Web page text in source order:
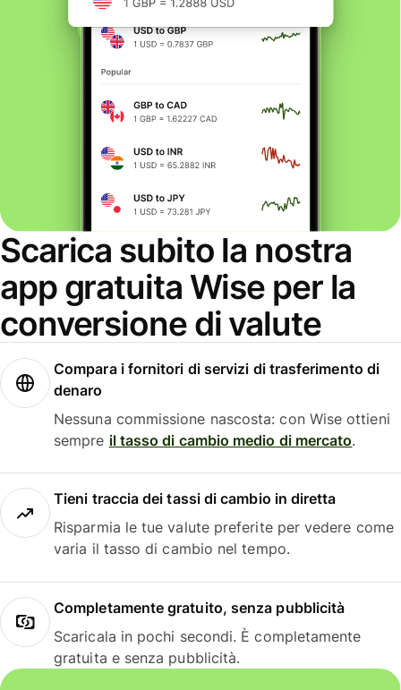
Scarica subito la nostra
app gratuita Wise per la
conversione di valute
Compara i fornitori di servizi di trasferimento di
denaro
Nessuna commissione nascosta: con Wise ottieni
sempre il tasso di cambio medio di mercato.
Tieni traccia dei tassi di cambio in diretta
Risparmia le tue valute preferite per vedere come
varia il tasso di cambio nel tempo.
Completamente gratuito, senza pubblicità
Scaricala in pochi secondi. È completamente
gratuita e senza pubblicità.